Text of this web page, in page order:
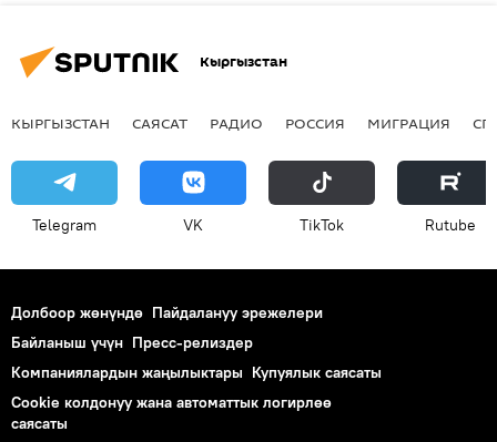
Кыргызстан
КЫРГЫЗСТАН САЯСАТ РАДИО РОССИЯ МИГРАЦИЯ
Telegram VK ТikТоk Rutube
Долбоор жөнүндө Пайдалануу эрежелери
Байланыш үчүн Пресс-релиздер
Компаниялардын жаңылыктары Купуялык саясаты
Cookie колдонуу жана автоматтык логирлөө
саясаты